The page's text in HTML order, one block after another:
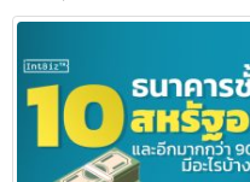
ก.ค.
10 ธนาคารชั้นนำใ
ข้อมูลเกี่ยวกับการธนาคาร
ธนาคารต่างๆก่อนที่จะลงทุนจึงเป็
ฮ่องกงยังคงมีความมั่นคงและมีโอ